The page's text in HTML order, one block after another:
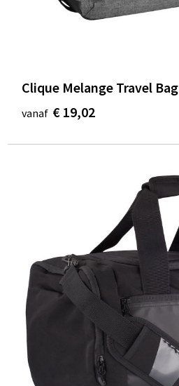
Clique Melange Travel Bag
vanaf € 19,02